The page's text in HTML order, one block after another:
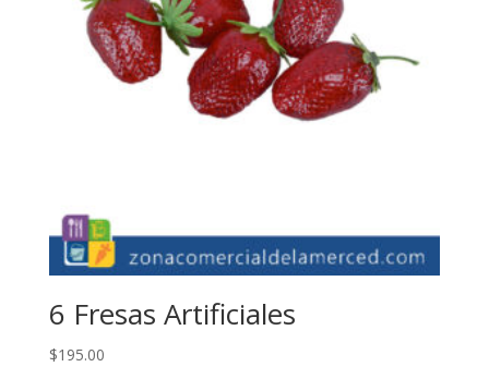
6 Fresas Artificiales
$195.00